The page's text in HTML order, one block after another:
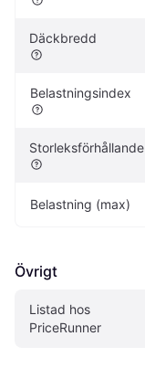
Däckbredd
Belastningsindex
Storleksförhållande
Belastning (max)
Övrigt
Listad hos
PriceRunner